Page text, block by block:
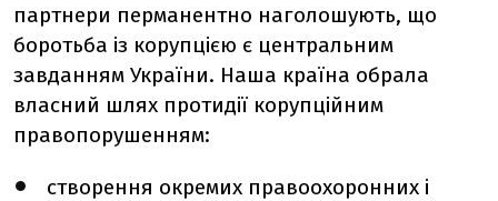
партнери перманентно наголошують, що
боротьба із корупцією є центральним
завданням України. Наша країна обрала
власний шлях протидії корупційним
правопорушенням:
створення окремих правоохоронних і